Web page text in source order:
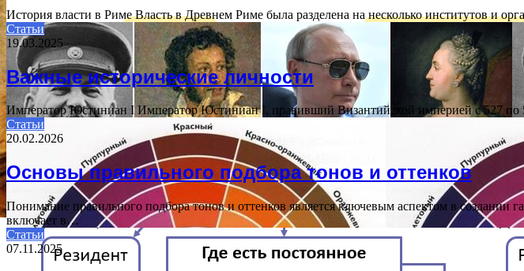
История власти в Риме Власть в Древнем Риме была разделена на несколько институтов и
Статьи
19.03.2025
Важные исторические личности
Император Юстиниан I Император Юстиниан I, правивший Византийской империей с 527
Статьи
20.02.2026
Основы правильного подбора тонов и оттенков
Понимание правильного подбора тонов и оттенков является ключевым аспектом в
включает в…
Статьи
07.11.2025